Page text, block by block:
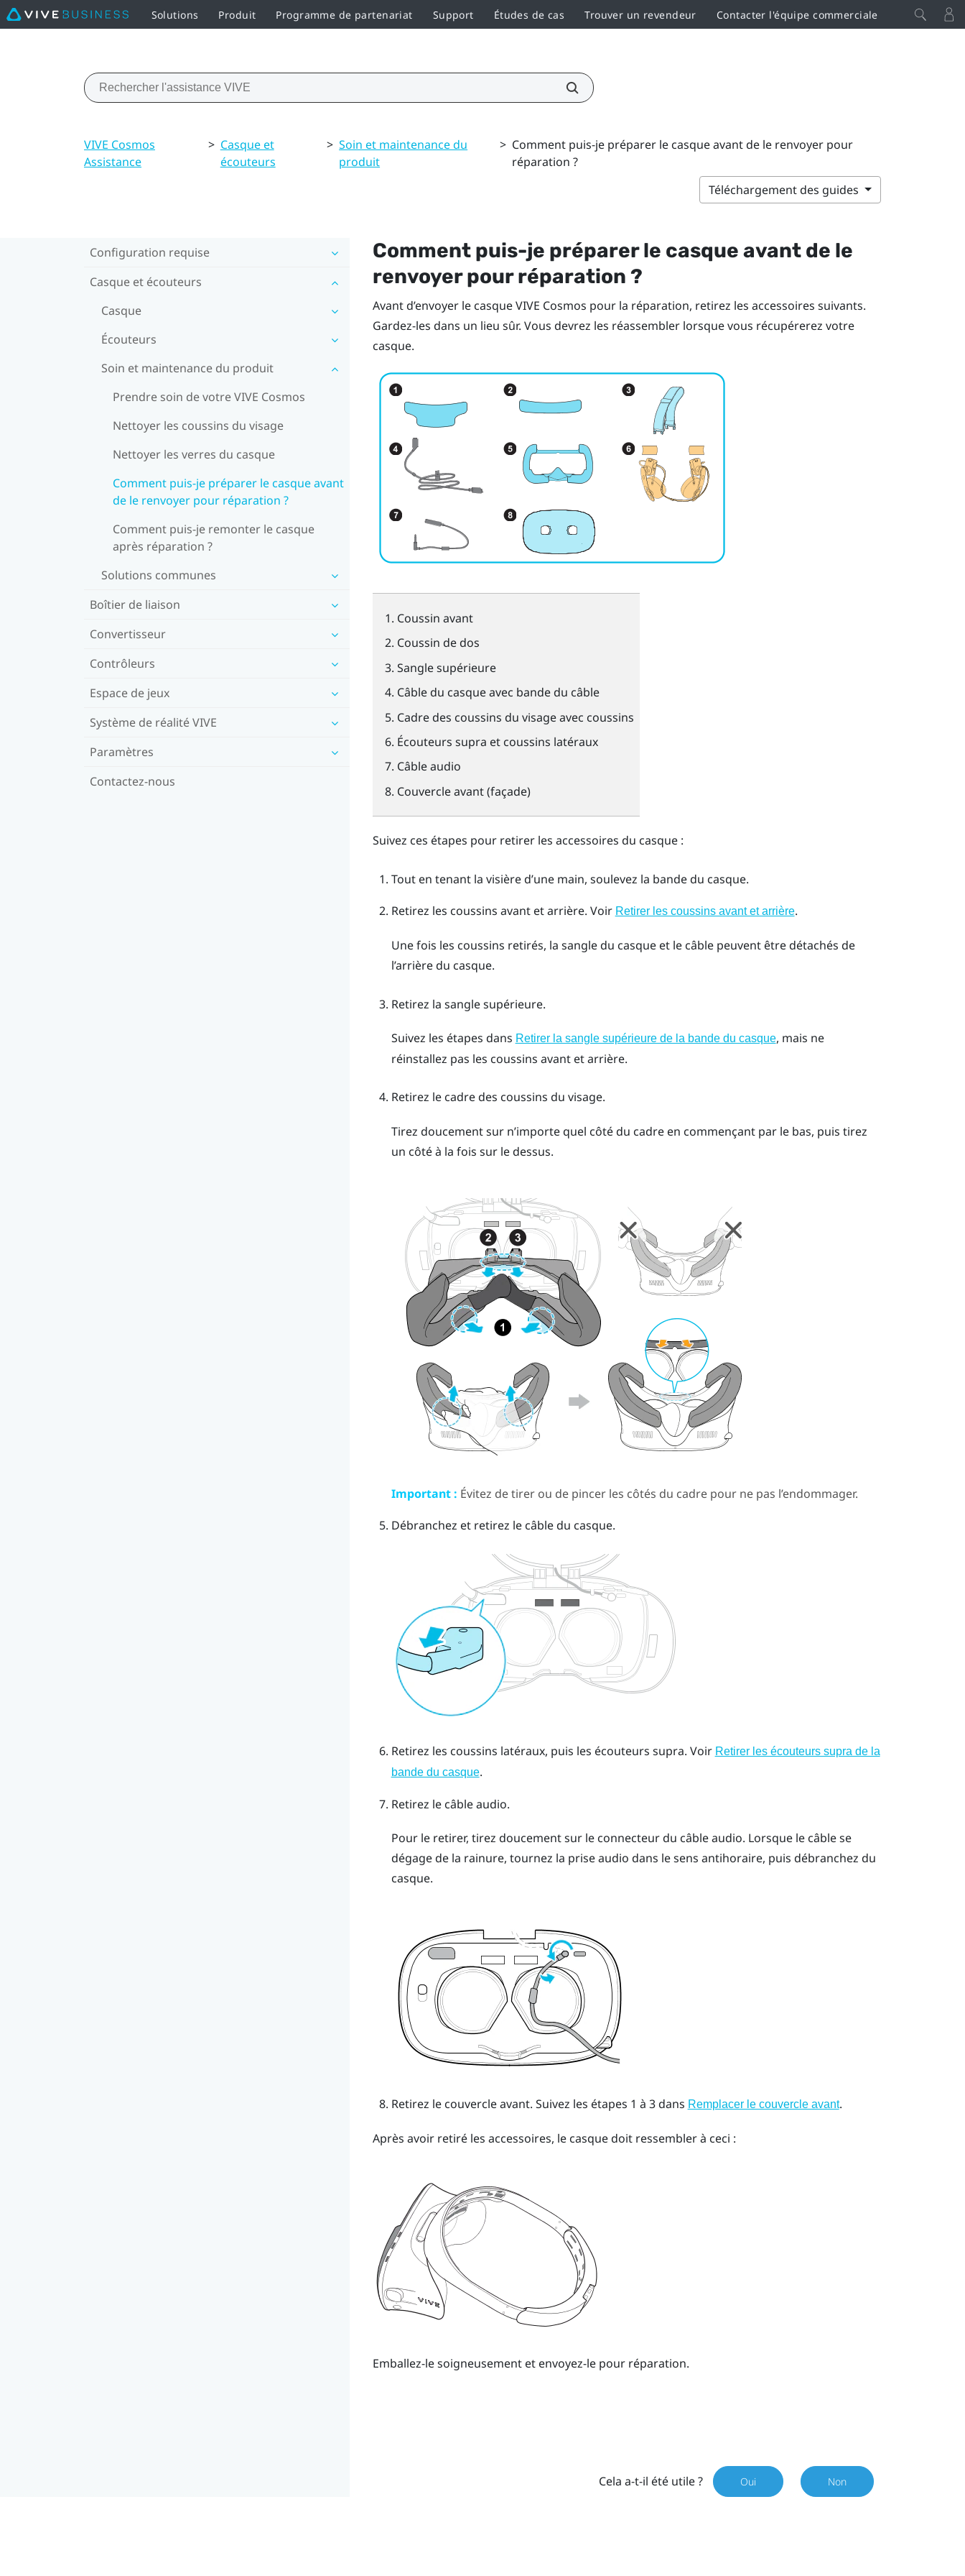
Solutions Produit Programme de partenariat Support Études de cas Trouver un revendeur Contacter l'équipe commerciale
VIVE Cosmos
Assistance
> Casque et
écouteurs
> Soin et maintenance du
produit
> Comment puis-je préparer le casque avant de le renvoyer pour
réparation ?
Téléchargement des guides
Configuration requise
Casque et écouteurs
Casque
Écouteurs
Soin et maintenance du produit
Prendre soin de votre VIVE Cosmos
Nettoyer les coussins du visage
Nettoyer les verres du casque
Comment puis-je préparer le casque avant
de le renvoyer pour réparation ?
Comment puis-je remonter le casque
après réparation ?
Solutions communes
Boîtier de liaison
Convertisseur
Contrôleurs
Espace de jeux
Système de réalité VIVE
Paramètres
Contactez-nous
Comment puis-je préparer le casque avant de le
renvoyer pour réparation ?
Avant d’envoyer le casqueVIVE Cosmos pour la réparation, retirez les accessoires suivants.
Gardez-les dans un lieu sûr. Vous devrez les réassembler lorsque vous récupérerez votre
casque.
Coussin avant
Coussin de dos
Sangle supérieure
Câble du casque avec bande du câble
Cadre des coussins du visage avec coussins
Écouteurs supra et coussins latéraux
Câble audio
Couvercle avant (façade)
Suivez ces étapes pour retirer les accessoires du casque :
Tout en tenant la visière d’une main, soulevez la bande du casque.
Retirez les coussins avant et arrière. Voir Retirer les coussins avant et arrière.
Une fois les coussins retirés, la sangle du casque et le câble peuvent être détachés de
l’arrière du casque.
Retirez la sangle supérieure.
Suivez les étapes dans Retirer la sangle supérieure de la bande du casque, mais ne
réinstallez pas les coussins avant et arrière.
Retirez le cadre des coussins du visage.
Tirez doucement sur n’importe quel côté du cadre en commençant par le bas, puis tirez
un côté à la fois sur le dessus.
Important : Évitez de tirer ou de pincer les côtés du cadre pour ne pas l’endommager.
Débranchez et retirez le câble du casque.
Retirez les coussins latéraux, puis les écouteurs supra. Voir Retirer les écouteurs supra de la
bande du casque.
Retirez le câble audio.
Pour le retirer, tirez doucement sur le connecteur du câble audio. Lorsque le câble se
dégage de la rainure, tournez la prise audio dans le sens antihoraire, puis débranchez du
casque.
Retirez le couvercle avant. Suivez les étapes 1 à 3 dans Remplacer le couvercle avant.
Après avoir retiré les accessoires, le casque doit ressembler à ceci :
Emballez-le soigneusement et envoyez-le pour réparation.
Cela a-t-il été utile ? Oui Non